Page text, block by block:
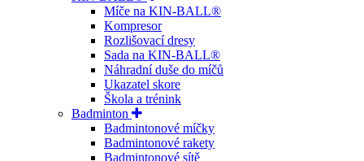
Míče na KIN-BALL®
Kompresor
Rozlišovací dresy
Sada na KIN-BALL®
Náhradní duše do míčů
Ukazatel skore
Škola a trénink
Badminton
Badmintonové míčky
Badmintonové rakety
Badmintonové sítě